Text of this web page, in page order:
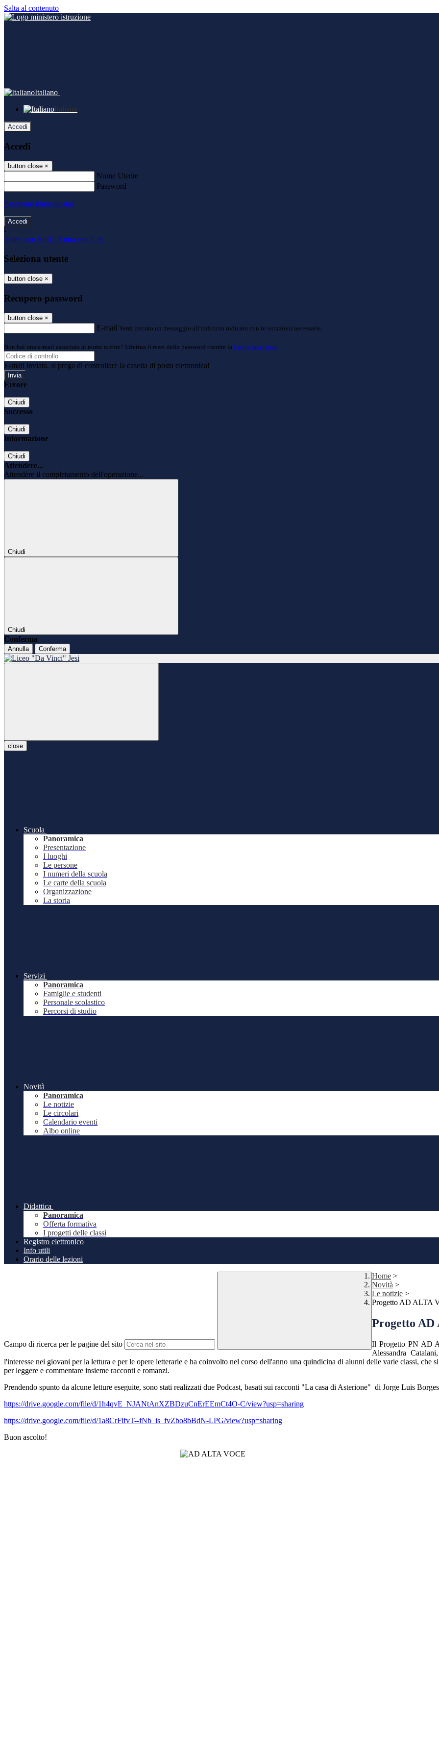
Salta al contenuto
Italiano
Italiano
Accedi
Accedi
button close ×
Nome Utente
Password
Password dimenticata?
-
Entra con SPID Entra con CIE
Seleziona utente
button close ×
Recupero password
button close ×
E-mail Verrà inviato un messaggio all'indirizzo indicato con le istruzioni necessarie.
Non hai una e-mail associata al nome utente? Effettua il reset della password tramite la Login Spaggiari
E-mail inviata, si prega di controllare la casella di posta elettronica!
Errore
Chiudi
Successo
Chiudi
Informazione
Chiudi
Attendere...
Attendere il completamento dell'operazione...
Chiudi
Chiudi
Conferma
Annulla Conferma
close
Scuola
Panoramica
Presentazione
I luoghi
Le persone
I numeri della scuola
Le carte della scuola
Organizzazione
La storia
Servizi
Panoramica
Famiglie e studenti
Personale scolastico
Percorsi di studio
Novità
Panoramica
Le notizie
Le circolari
Calendario eventi
Albo online
Didattica
Panoramica
Offerta formativa
I progetti delle classi
Registro elettronico
Info utili
Orario delle lezioni
Campo di ricerca per le pagine del sito
Home >
Novità >
Le notizie >
Progetto AD ALTA
Progetto AD
Il Progetto PN AD
Alessandra
l'interesse nei giovani per la lettura e per le opere letterarie e ha coinvolto nel corso dell'anno una quindicina di alunni delle varie classi,
per leggere e commentare insieme racconti e romanzi.
Prendendo spunto da alcune letture eseguite, sono stati realizzati due Podcast, basati sui racconti "La casa di Asterione" di Jorge Luis
https://drive.google.com/file/d/1h4qvE_NJANtAnXZBDzuCnErEEmCt4O-C/view?usp=sharing
https://drive.google.com/file/d/1a8CrFifvT--fNb_is_fvZbo8bBdN-LPG/view?usp=sharing
Buon ascolto!